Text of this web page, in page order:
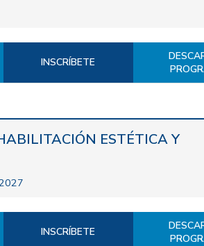
INSCRÍBETE
ESTÉTICA Y
INSCRÍBETE